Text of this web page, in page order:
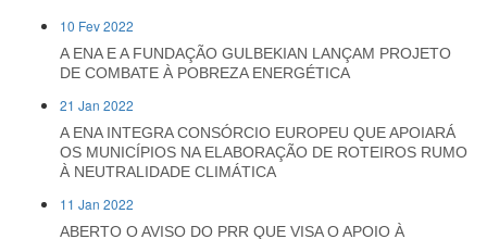
10 Fev 2022
A ENA E A FUNDAÇÃO GULBEKIAN LANÇAM PROJETO
DE COMBATE À POBREZA ENERGÉTICA
21 Jan 2022
A ENA INTEGRA CONSÓRCIO EUROPEU QUE APOIARÁ
OS MUNICÍPIOS NA ELABORAÇÃO DE ROTEIROS RUMO
À NEUTRALIDADE CLIMÁTICA
11 Jan 2022
ABERTO O AVISO DO PRR QUE VISA O APOIO À